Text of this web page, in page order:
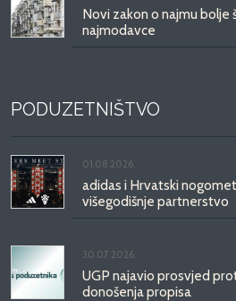
Novi zakon o najmu bolje
najmodavce
PODUZETNIŠTVO
01.08.2026.
adidas i Hrvatski
višegodišnje partnerstvo
30.07.2026.
UGP najavio prosvjed
donošenja propisa